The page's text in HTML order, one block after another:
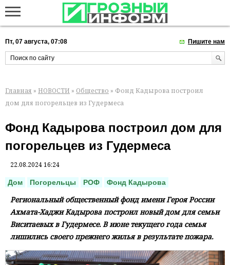
Пт, 07 августа, 07:08 Пишите нам
Главная » НОВОСТИ » Общество » Фонд Кадырова построил
дом для погорельцев из Гудермеса
Фонд Кадырова построил дом для
погорельцев из Гудермеса
22.08.2024 16:24
Дом Погорельцы РОФ Фонд Кадырова
Региональный общественный фонд имени Героя России
Ахмата-Хаджи Кадырова построил новый дом для семьи
Виситаевых в Гудермесе. В июне текущего года семья
лишились своего прежнего жилья в результате пожара.